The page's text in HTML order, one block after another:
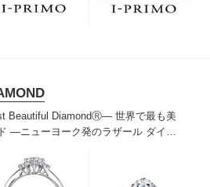
Beautiful DiamondⓇ― 世界で最も美
―ニューヨーク発のラザール ダイヤ
た今もなおダイヤモンドの美しい輝き
います。私たちの願いは、この生涯変